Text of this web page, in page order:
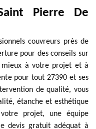
Pierre De
couvreurs près de
pour des conseils sur
à votre projet et à
pour tout 27390 et ses
de qualité, vous
étanche et esthétique
projet, une équipe
devis gratuit adéquat à